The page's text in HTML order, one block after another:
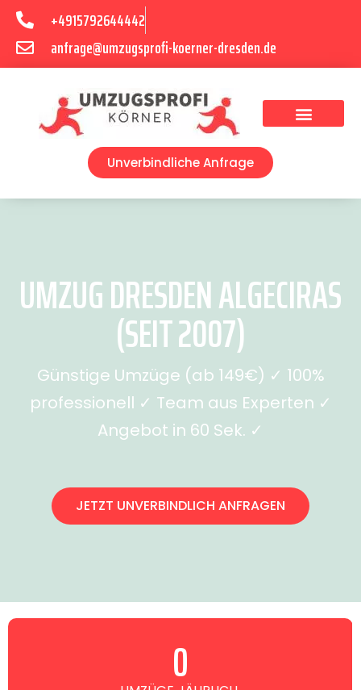
+4915792644442
anfrage@umzugsprofi-koerner-dresden.de
Unverbindliche Anfrage
UMZUG DRESDEN ALGECIRAS
(SEIT 2007)
Günstige Umzüge (ab 149€) ✓ 100%
professionell ✓ Team aus Experten ✓
Angebot in 60 Sek. ✓
JETZT UNVERBINDLICH ANFRAGEN
0